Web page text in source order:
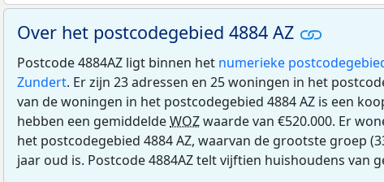
Over het postcodegebied 4884 AZ
Postcode 4884AZ ligt binnen het numerieke
Zundert. Er zijn 23 adressen en 25 woningen in het
van de woningen in het postcodegebied 4884 AZ is een
hebben een gemiddeldeWOZwaarde van €520.000. Er
het postcodegebied 4884 AZ, waarvan de grootste groep
jaar oud is. Postcode 4884AZ telt vijftien huishoudens van